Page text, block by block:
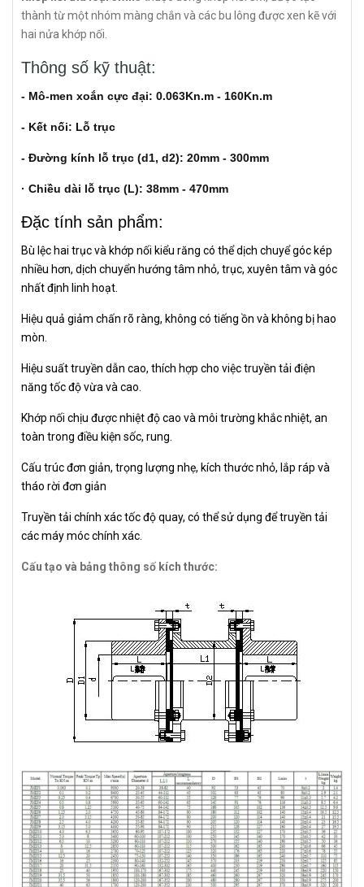
thành từ một nhóm màng chắn và các bu lông được xen kẽ với
hai nửa khớp nối.
Thông số kỹ thuật:
- Mô-men xoắn cực đại: 0.063Kn.m - 160Kn.m
- Kết nối: Lỗ trục
- Đường kính lỗ trục (d1, d2): 20mm - 300mm
· Chiều dài lỗ trục (L): 38mm - 470mm
Đặc tính sản phẩm:
Bù lệc hai trục và khớp nối kiểu răng có thể dịch chuyể góc kép
nhiều hơn, dịch chuyển hướng tâm nhỏ, trục, xuyên tâm và góc
nhất định linh hoạt.
Hiệu quả giảm chấn rõ ràng, không có tiếng ồn và không bị hao
mòn.
Hiệu suất truyền dẫn cao, thích hợp cho việc truyền tải điện
năng tốc độ vừa và cao.
Khớp nối chịu được nhiệt độ cao và môi trường khắc nhiệt, an
toàn trong điều kiện sốc, rung.
Cấu trúc đơn giản, trọng lượng nhẹ, kích thước nhỏ, lắp ráp và
tháo rời đơn giản
Truyền tải chính xác tốc độ quay, có thể sử dụng để truyền tải
các máy móc chính xác.
Cấu tạo và bảng thông số kích thước: